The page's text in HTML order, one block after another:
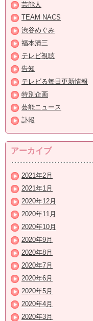
芸能人
TEAM NACS
渋谷めぐみ
福本清三
テレビ視聴
告知
テレビる毎日更新情報
特別企画
芸能ニュース
訃報
アーカイブ
2021年2月
2021年1月
2020年12月
2020年11月
2020年10月
2020年9月
2020年8月
2020年7月
2020年6月
2020年5月
2020年4月
2020年3月